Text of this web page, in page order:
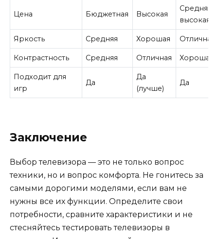
Цена Бюджетная Высокая
Средняя/
высокая
Яркость Средняя Хорошая Отличная
Контрастность Средняя Отличная Хорошая
Подходит для
игр
Да
Да
(лучше)
Да
Заключение
Выбор телевизора — это не только вопрос
техники, но и вопрос комфорта. Не гонитесь за
самыми дорогими моделями, если вам не
нужны все их функции. Определите свои
потребности, сравните характеристики и не
стесняйтесь тестировать телевизоры в